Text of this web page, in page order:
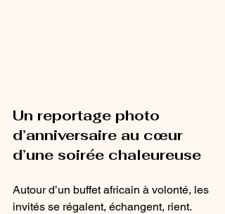
Un reportage photo
d’anniversaire au cœur
d’une soirée chaleureuse
Autour d’un buffet africain à volonté, les
invités se régalent, échangent, rient.